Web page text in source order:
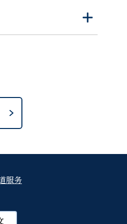
携起手来，一起去实现安
心系对方，这一点至关
此表示欢迎。
续主导世界经济而贡献力
打
开
关
闭
服务